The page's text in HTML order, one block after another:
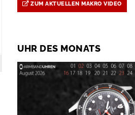
ZUM AKTUELLEN MAKRO VIDEO
UHR DES MONATS